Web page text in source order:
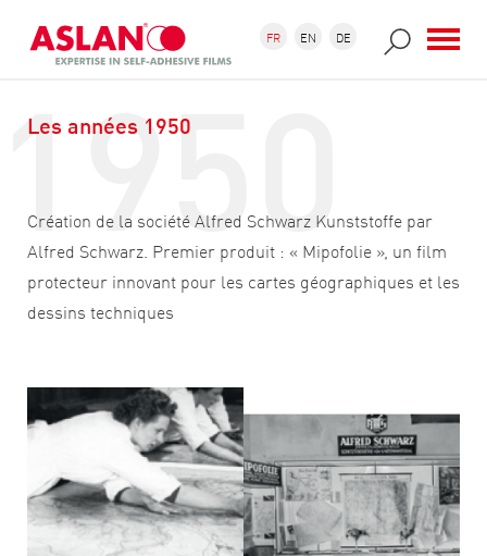
Formulaire de recherche
Recherche FR EN DE
Les années 1950
Création de la société Alfred Schwarz Kunststoffe par
Alfred Schwarz. Premier produit : « Mipofolie », un film
protecteur innovant pour les cartes géographiques et les
dessins techniques